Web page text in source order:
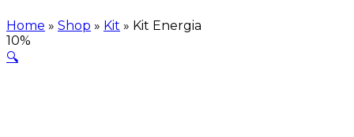
Home » Shop » Kit » Kit Energia
10%
🔍